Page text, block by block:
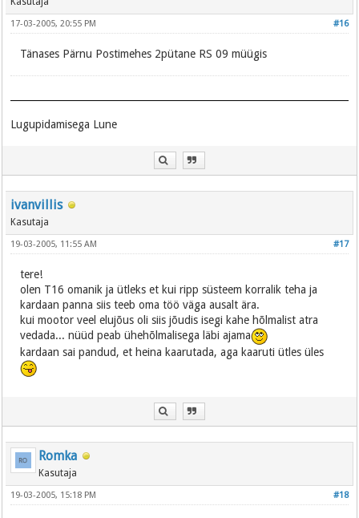
#16
17-03-2005, 20:55 PM
Tänases Pärnu Postimehes 2pütane RS 09 müügis
Lugupidamisega Lune
ivanvillis
Kasutaja
#17
19-03-2005, 11:55 AM
tere!
olen T16 omanik ja ütleks et kui ripp süsteem korralik teha ja
kardaan panna siis teeb oma töö väga ausalt ära.
kui mootor veel elujõus oli siis jõudis isegi kahe hõlmalist atra
vedada... nüüd peab ühehõlmalisega läbi ajama
kardaan sai pandud, et heina kaarutada, aga kaaruti ütles üles
Romka
Kasutaja
#18
19-03-2005, 15:18 PM